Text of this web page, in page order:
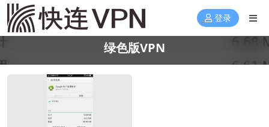
登录
绿色版VPN